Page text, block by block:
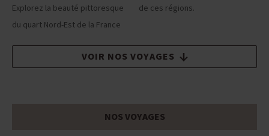
Explorez la beauté pittoresque
du quart Nord-Est de la France
de ces régions.
VOIR NOS VOYAGES
NOS VOYAGES